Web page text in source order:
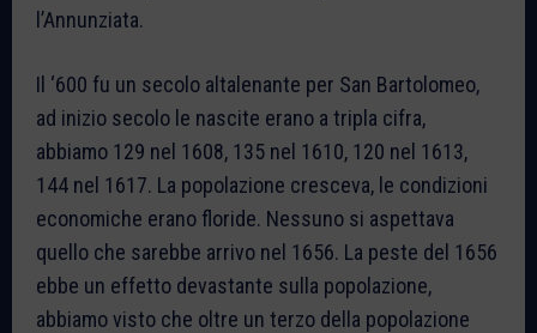
l’Annunziata.
Il ‘600 fu un secolo altalenante per San Bartolomeo,
ad inizio secolo le nascite erano a tripla cifra,
abbiamo 129 nel 1608, 135 nel 1610, 120 nel 1613,
144 nel 1617. La popolazione cresceva, le condizioni
economiche erano floride. Nessuno si aspettava
quello che sarebbe arrivo nel 1656. La peste del 1656
ebbe un effetto devastante sulla popolazione,
abbiamo visto che oltre un terzo della popolazione